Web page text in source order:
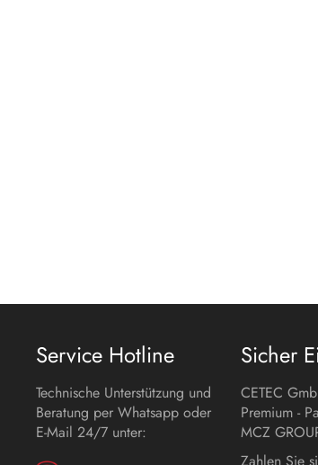
Service Hotline
Technische Unterstützung und
Beratung per Whatsapp oder
E-Mail 24/7 unter:
Sicher
CETEC
Premium -
MCZ
Zahlen Sie